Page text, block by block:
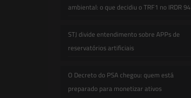
ambiental: o que decidiu o TRF1 no IRDR 94
STJ divide entendimento sobre APPs de
reservatórios artificiais
O Decreto do PSA chegou: quem está
preparado para monetizar ativos